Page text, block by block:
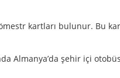
kartları bulunur. Bu
Almanya’da şehir içi